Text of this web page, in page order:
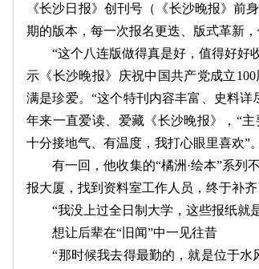
《长沙日报》创刊号（《长沙晚报》前
期的版本，每一次报名更迭、版式革新
“这个八连版做得真是好，值得好好收
示《长沙晚报》庆祝中国共产党成立
满是珍爱。“这个特刊内容丰富、史料
年来一直爱读、爱藏《长沙晚报》，“
十分接地气、有温度，我打心眼里喜欢”。
有一回，他收集的“橘洲·绘本”系列
报大厦，找到资料室工作人员，终于补齐
“我没上过全日制大学，这些报纸就是
想让后辈在“旧闻”中一见往昔
“那时候我去得最勤的，就是位于水